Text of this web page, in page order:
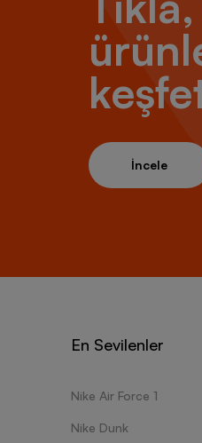
İncele
En Sevilenler
Nike Air Force 1
Nike Dunk